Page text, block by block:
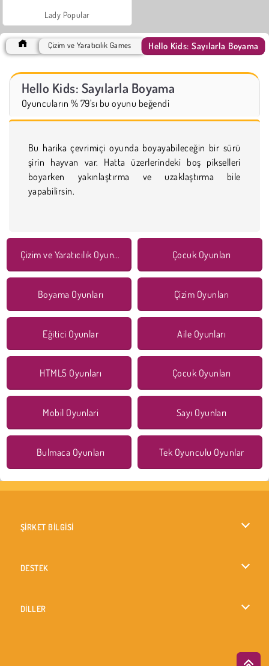
Lady Popular
Çizim ve Yaratıcılık Games Hello Kids: Sayılarla Boyama
Hello Kids: Sayılarla Boyama
Oyuncuların % 79'sı bu oyunu beğendi
Bu harika çevrimiçi oyunda boyayabileceğin bir sürü
şirin hayvan var. Hatta üzerlerindeki boş pikselleri
boyarken yakınlaştırma ve uzaklaştırma bile
yapabilirsin.
Çizim ve Yaratıcılık Oyunları Çocuk Oyunları
Boyama Oyunları Çizim Oyunları
Eğitici Oyunlar Aile Oyunları
HTML5 Oyunları Çocuk Oyunları
Mobil Oyunlari Sayı Oyunları
Bulmaca Oyunları Tek Oyunculu Oyunlar
ŞİRKET BİLGİSİ
DESTEK
DİLLER